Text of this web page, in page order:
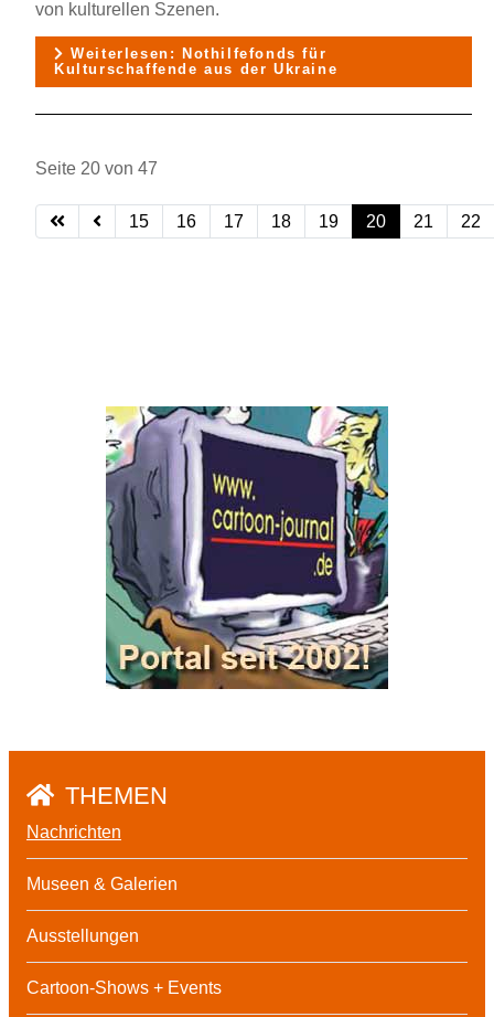
von kulturellen Szenen.
Weiterlesen: Nothilfefonds für
Kulturschaffende aus der Ukraine
Seite 20 von 47
15 16 17 18 19 20 21 22
THEMEN
Nachrichten
Museen & Galerien
Ausstellungen
Cartoon-Shows + Events